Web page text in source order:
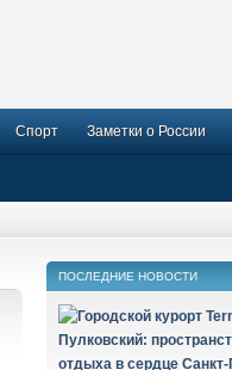
Спорт Заметки о России
ПОСЛЕДНИЕ НОВОСТИ